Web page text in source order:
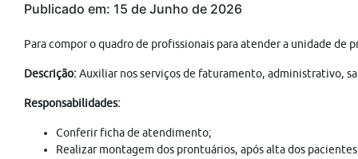
Publicado em: 15 de Junho de 2026
Para compor o quadro de profissionais para atender a unidade de
Descrição:Auxiliar nos serviços de faturamento, administrativo,
Responsabilidades:
Conferir ficha de atendimento;
Realizar montagem dos prontuários, após alta dos